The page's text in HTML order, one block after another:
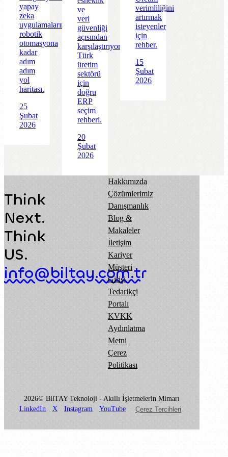
yapay
zeka
uygulamalarından
robotik
otomasyona
kadar
adım
adım
yol
haritası.
25
Şubat
2026
ve
veri
güvenliği
açısından
karşılaştırıyoruz.
Türk
üretim
sektörü
için
doğru
ERP
seçim
rehberi.
20
Şubat
2026
verimliliğini
artırmak
isteyenler
için
rehber.
15
Şubat
2026
Think
Next.
Think
US.
info@biltay.com.tr
Hakkımızda
Çözümlerimiz
Danışmanlık
Blog &
Makaleler
İletişim
Kariyer
Müşteri
Girişi
Tedarikçi
Portalı
KVKK
Aydınlatma
Metni
Çerez
Politikası
2026© BilTAY Teknoloji - Akıllı İşletmelerin Mimarı
LinkedIn
X Instagram YouTube Çerez Tercihleri